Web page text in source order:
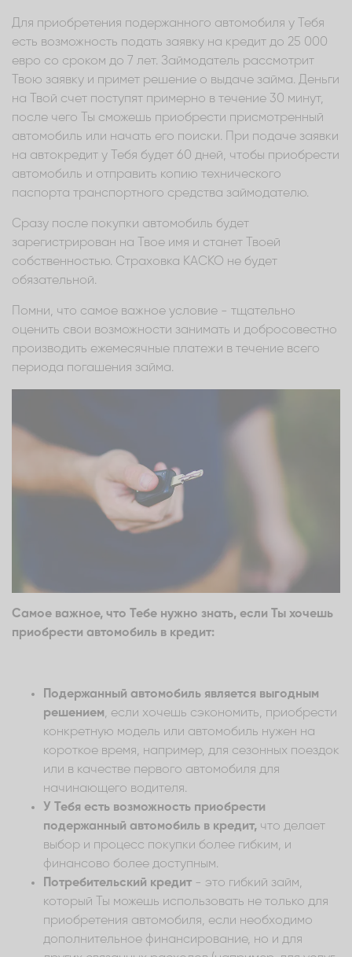
Для приобретения подержанного автомобиля у Тебя
есть возможность подать заявку на кредит до 25 000
евро со сроком до 7 лет. Займодатель рассмотрит
Твою заявку и примет решение о выдаче займа. Деньги
на Твой счет поступят примерно в течение 30 минут,
после чего Ты сможешь приобрести присмотренный
автомобиль или начать его поиски. При подаче заявки
на автокредит у Тебя будет 60 дней, чтобы приобрести
автомобиль и отправить копию технического
паспорта транспортного средства займодателю.
Сразу после покупки автомобиль будет
зарегистрирован на Твое имя и станет Твоей
собственностью. Страховка КАСКО не будет
обязательной.
Помни, что самое важное условие - тщательно
оценить свои возможности занимать и добросовестно
производить ежемесячные платежи в течение всего
периода погашения займа.
Самое важное, что Тебе нужно знать, если Ты хочешь
приобрести автомобиль в кредит:
Подержанный автомобиль является выгодным
решением, если хочешь сэкономить, приобрести
конкретную модель или автомобиль нужен на
короткое время, например, для сезонных поездок
или в качестве первого автомобиля для
начинающего водителя.
У Тебя есть возможность приобрести
подержанный автомобиль в кредит, что делает
выбор и процесс покупки более гибким, и
финансово более доступным.
Потребительский кредит - это гибкий займ,
который Ты можешь использовать не только для
приобретения автомобиля, если необходимо
дополнительное финансирование, но и для